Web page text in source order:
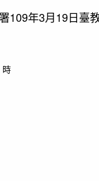
109年3月19日臺
時